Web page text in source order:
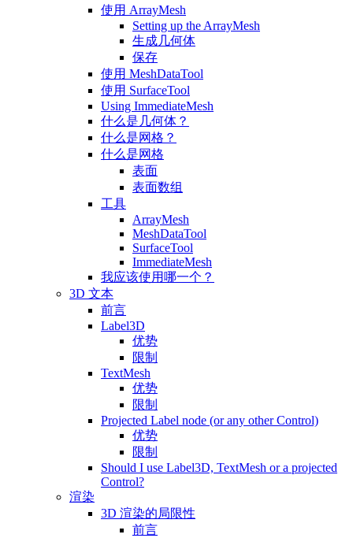
使用 ArrayMesh
Setting up the ArrayMesh
生成几何体
保存
使用 MeshDataTool
使用 SurfaceTool
Using ImmediateMesh
什么是几何体？
什么是网格？
什么是网格
表面
表面数组
工具
ArrayMesh
MeshDataTool
SurfaceTool
ImmediateMesh
我应该使用哪一个？
3D 文本
前言
Label3D
优势
限制
TextMesh
优势
限制
Projected Label node (or any other Control)
优势
限制
Should I use Label3D, TextMesh or a projected
Control?
渲染
3D 渲染的局限性
前言